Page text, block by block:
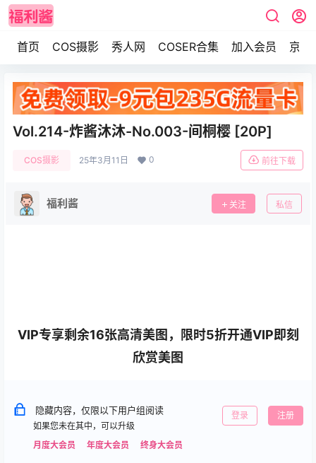
首页 COS摄影 秀人网 COSER合集 加入会员 京东
Vol.214-炸酱沐沐-No.003-间桐樱 [20P]
COS摄影 25年3月11日 0 前往下载
福利酱 关注 私信
VIP专享剩余16张高清美图，限时5折开通VIP即刻
欣赏美图
隐藏内容，仅限以下用户组阅读
如果您未在其中，可以升级
月度大会员
年度大会员 终身大会员
登录 注册